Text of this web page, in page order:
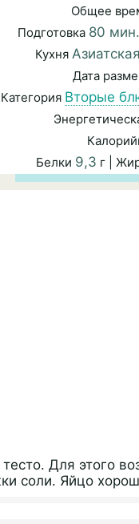
Общее
Подготовка 80 мин.
Кухня Азиатская
Дата
Категория Вторые
Белки 9,3 г |
Для этого
соли. Яйцо